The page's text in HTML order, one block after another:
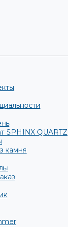
SPHINX QUARTZ
камня